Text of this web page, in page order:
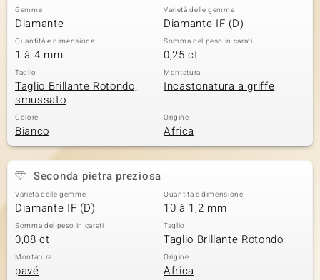
Gemme
Diamante
Varietà delle gemme
Diamante IF (D)
Quantità e dimensione
1 à 4 mm
Somma del peso in carati
0,25 ct
Taglio
Taglio Brillante Rotondo,
smussato
Montatura
Incastonatura a griffe
Colore
Bianco
Origine
Africa
Seconda pietra preziosa
Varietà delle gemme
Diamante IF (D)
Quantità e dimensione
10 à 1,2 mm
Somma del peso in carati
0,08 ct
Taglio
Taglio Brillante Rotondo
Montatura
pavé
Origine
Africa